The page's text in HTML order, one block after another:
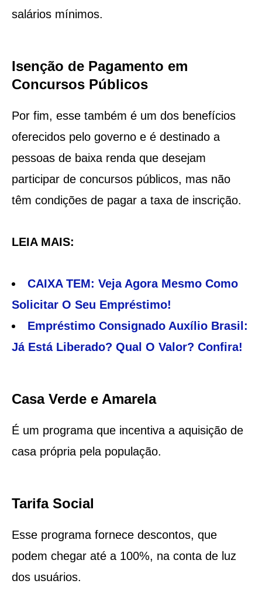
salários mínimos.
Isenção de Pagamento em
Concursos Públicos
Por fim, esse também é um dos benefícios
oferecidos pelo governo e é destinado a
pessoas de baixa renda que desejam
participar de concursos públicos, mas não
têm condições de pagar a taxa de inscrição.
LEIA MAIS:
CAIXA TEM: Veja Agora Mesmo Como
Solicitar O Seu Empréstimo!
Empréstimo Consignado Auxílio Brasil:
Já Está Liberado? Qual O Valor? Confira!
Casa Verde e Amarela
É um programa que incentiva a aquisição de
casa própria pela população.
Tarifa Social
Esse programa fornece descontos, que
podem chegar até a 100%, na conta de luz
dos usuários.